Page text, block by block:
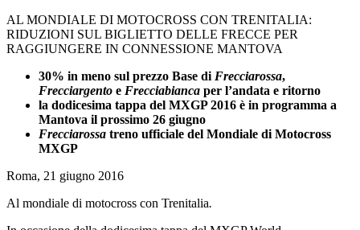
AL MONDIALE DI MOTOCROSS CON TRENITALIA:
RIDUZIONI SUL BIGLIETTO DELLE FRECCE PER
RAGGIUNGERE IN CONNESSIONE MANTOVA
30% in meno sul prezzo Base di Frecciarossa,
Frecciargento e Frecciabianca per l’andata e ritorno
la dodicesima tappa del MXGP 2016 è in programma a
Mantova il prossimo 26 giugno
Frecciarossa treno ufficiale del Mondiale di Motocross
MXGP
Roma, 21 giugno 2016
Al mondiale di motocross con Trenitalia.